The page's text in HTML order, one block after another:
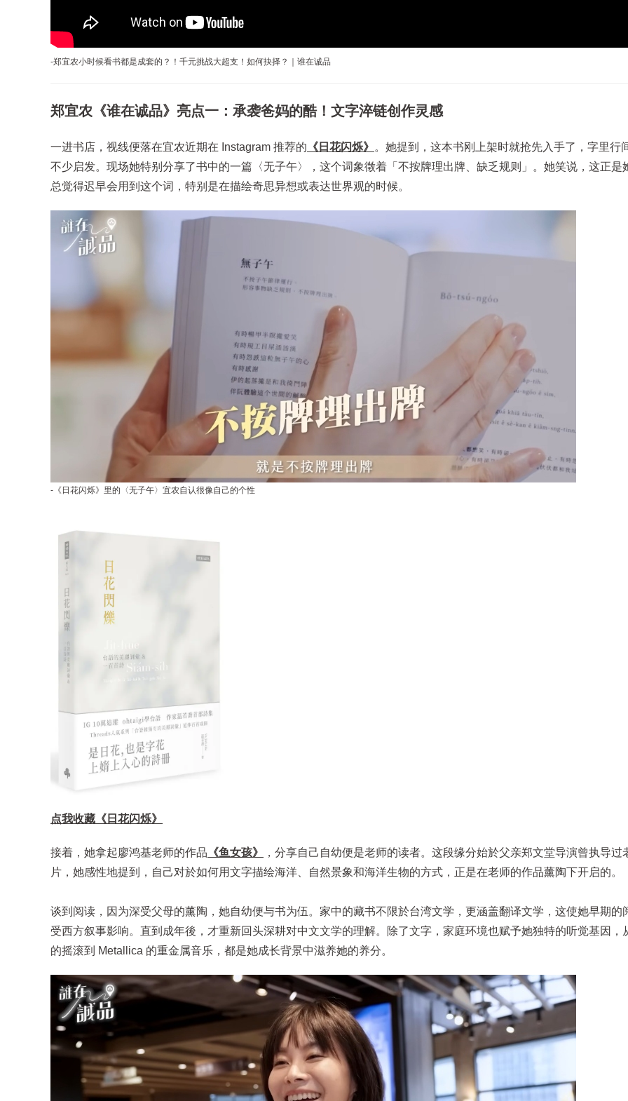
-郑宜农小时候看书都是成套的？！千元挑战大超支！如何抉择？｜谁在诚品
郑宜农《谁在诚品》亮点一：承袭爸妈的酷！文字淬链创作灵感
一进书店，视线便落在宜农近期在 Instagram 推荐的 《日花闪烁》 。她提到，这本书刚上架时就抢先入手了，字里行
不少启发。现场她特别分享了书中的一篇〈无子午〉，这个词象徵着「不按牌理出牌、缺乏规则」。她笑说，这正是
总觉得迟早会用到这个词，特别是在描绘奇思异想或表达世界观的时候。
-《日花闪烁》里的〈无子午〉宜农自认很像自己的个性
点我收藏《日花闪烁》
接着，她拿起廖鸿基老师的作品 《鱼女孩》
，分享自己自幼便是老师的读者。这段缘分始於父亲郑文堂导演曾执导过
片，她感性地提到，自己对於如何用文字描绘海洋、自然景象和海洋生物的方式，正是在老师的作品薰陶下开启的。
谈到阅读，因为深受父母的薰陶，她自幼便与书为伍。家中的藏书不限於台湾文学，更涵盖翻译文学，这使她早期的
受西方叙事影响。直到成年後，才重新回头深耕对中文文学的理解。除了文字，家庭环境也赋予她独特的听觉基因，
的摇滚到 Metallica 的重金属音乐，都是她成长背景中滋养她的养分。